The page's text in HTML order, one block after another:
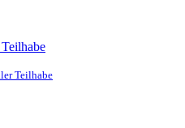
Teilhabe